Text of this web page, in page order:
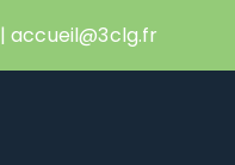
|accueil@3clg.fr